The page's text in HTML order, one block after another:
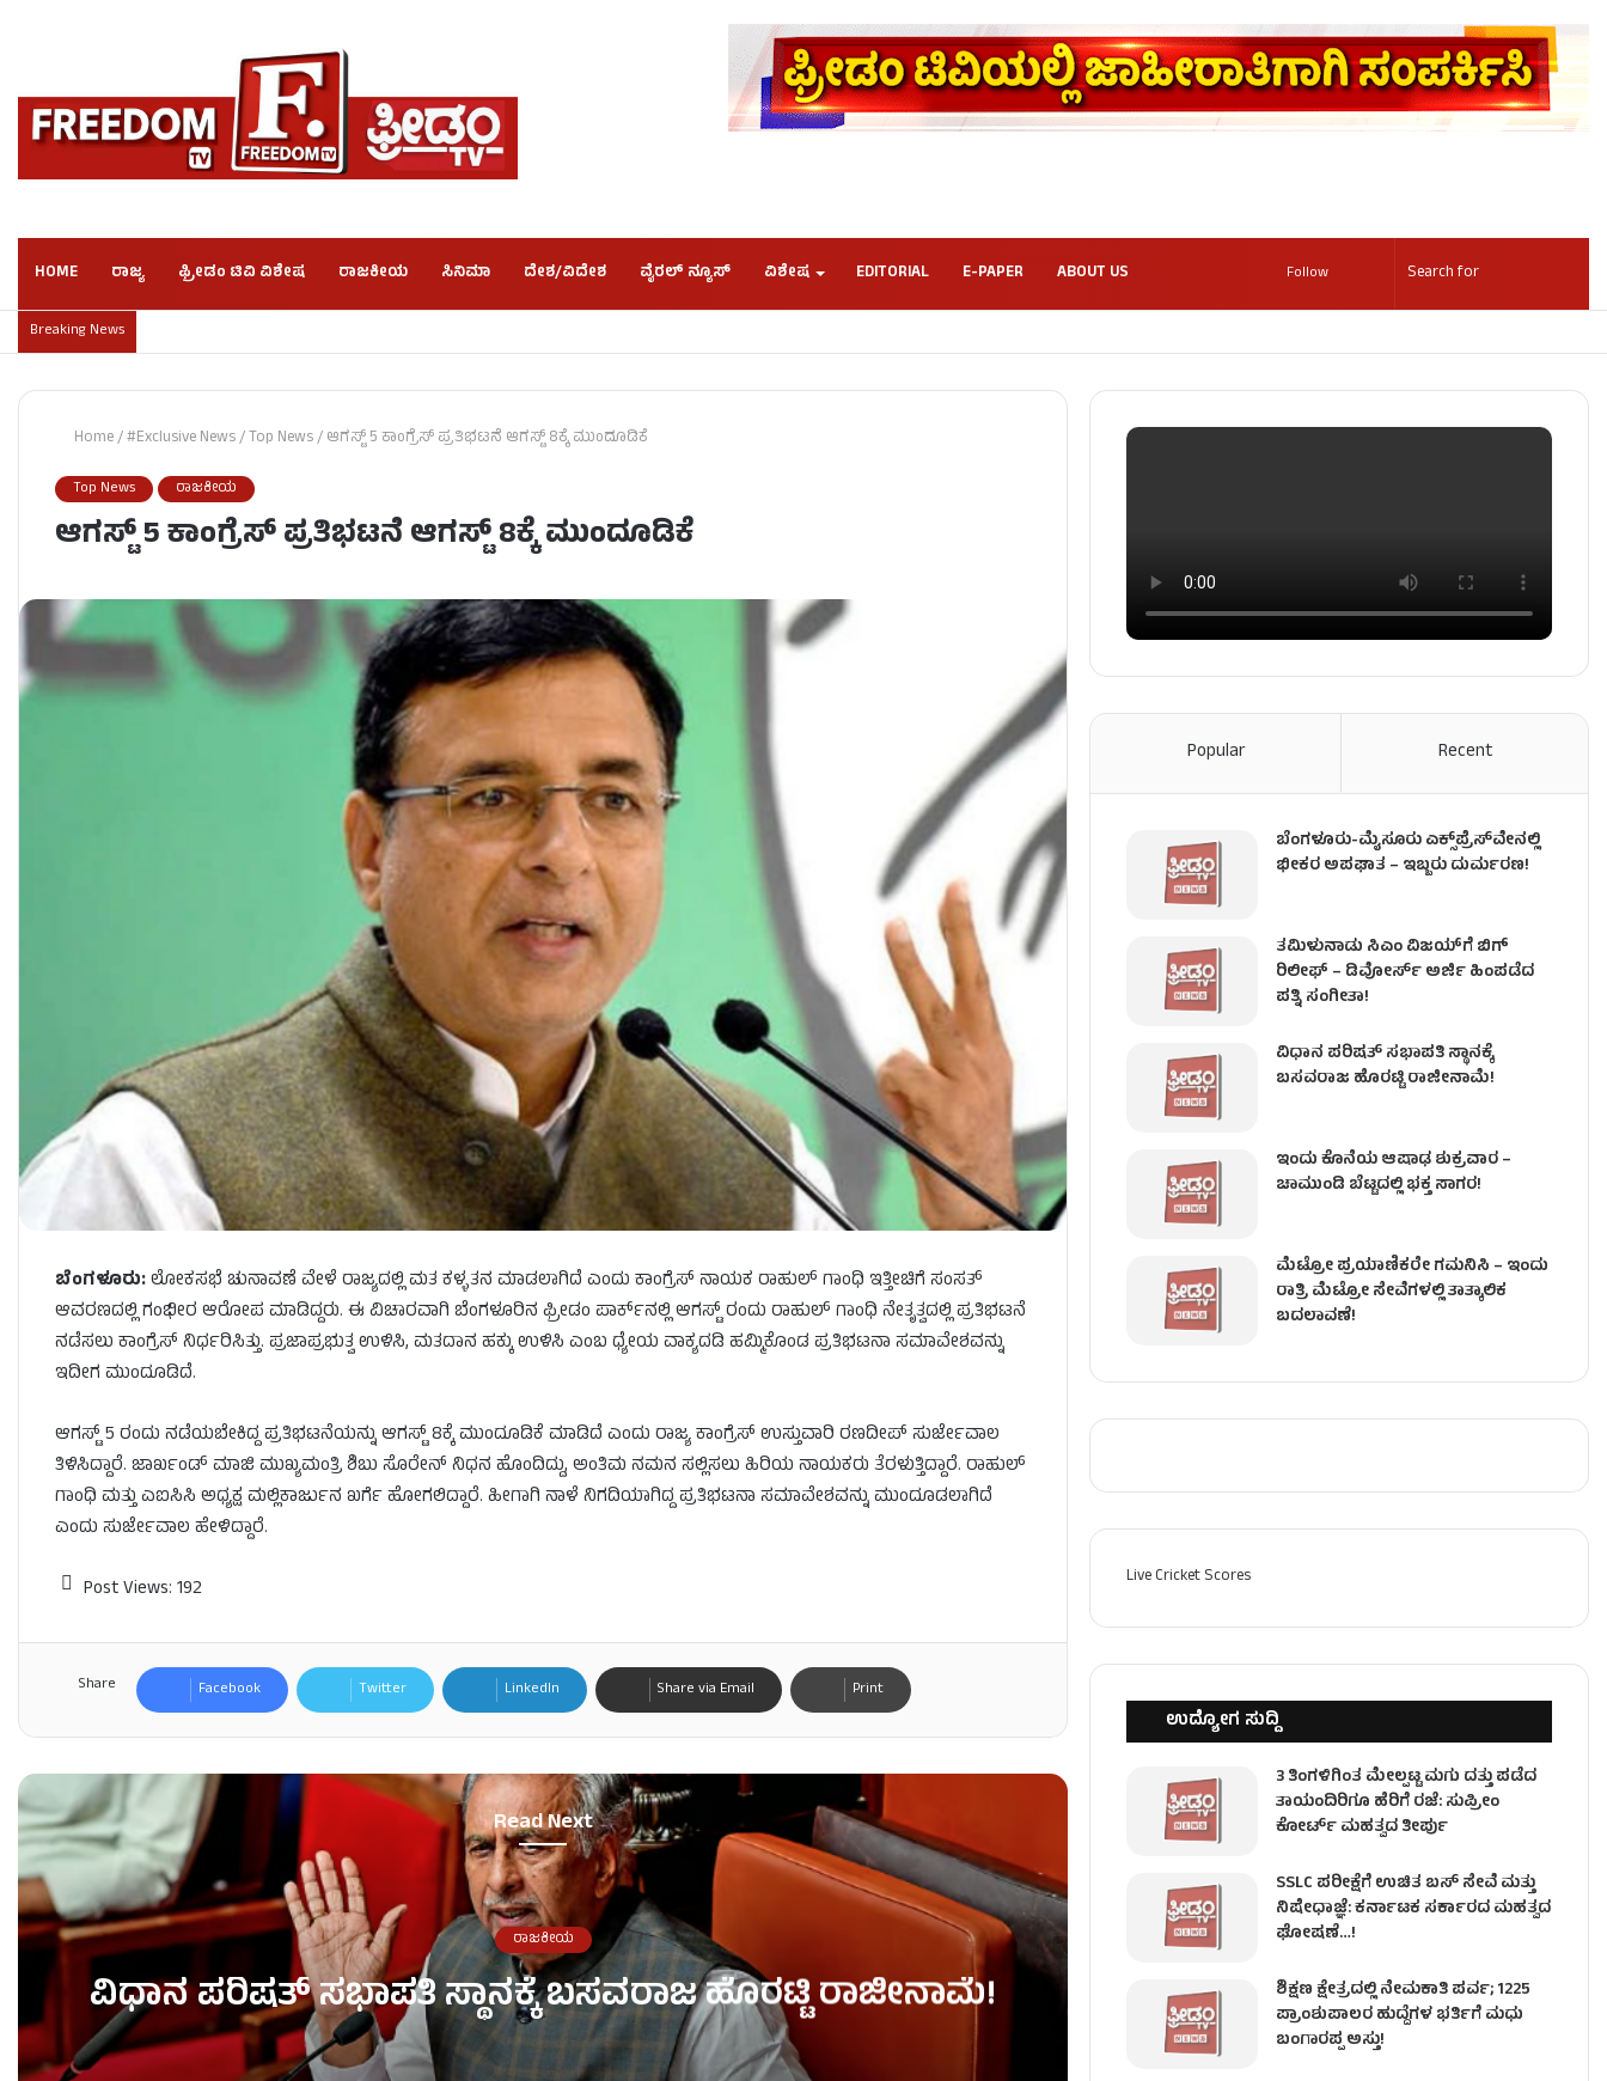
HOME ರಾಜ್ಯ ಫ್ರೀಡಂ ಟಿವಿ ವಿಶೇಷ ರಾಜಕೀಯ ಸಿನಿಮಾ ದೇಶ/ವಿದೇಶ ವೈರಲ್ ನ್ಯೂಸ್ ವಿಶೇಷ EDITORIAL E-PAPER ABOUT US Follow
Breaking News
Home/#Exclusive News/Top News/ಆಗಸ್ಟ್ 5 ಕಾಂಗ್ರೆಸ್​ ಪ್ರತಿಭಟನೆ ಆಗಸ್ಟ್ 8ಕ್ಕೆ ಮುಂದೂಡಿಕೆ
Top News ರಾಜಕೀಯ
ಆಗಸ್ಟ್ 5 ಕಾಂಗ್ರೆಸ್​ ಪ್ರತಿಭಟನೆ ಆಗಸ್ಟ್ 8ಕ್ಕೆ ಮುಂದೂಡಿಕೆ
ಬೆಂಗಳೂರು:ಲೋಕಸಭೆ ಚುನಾವಣೆ ವೇಳೆ ರಾಜ್ಯದಲ್ಲಿ ಮತ ಕಳ್ಳತನ ಮಾಡಲಾಗಿದೆ ಎಂದು ಕಾಂಗ್ರೆಸ್​ ನಾಯಕ ರಾಹುಲ್​ ಗಾಂಧಿ ಇತ್ತೀಚಿಗೆ ಸಂಸತ್​
ಆವರಣದಲ್ಲಿ ಗಂಭೀರ ಆರೋಪ ಮಾಡಿದ್ದರು. ಈ ವಿಚಾರವಾಗಿ ಬೆಂಗಳೂರಿನ ಫ್ರೀಡಂ ಪಾರ್ಕ್​ನಲ್ಲಿ ಆಗಸ್ಟ್​ ರಂದು ರಾಹುಲ್​ ಗಾಂಧಿ ನೇತೃತ್ವದಲ್ಲಿ ಪ್ರತಿಭಟನೆ
ನಡೆಸಲು ಕಾಂಗ್ರೆಸ್ ನಿರ್ಧರಿಸಿತ್ತು. ಪ್ರಜಾಪ್ರಭುತ್ವ ಉಳಿಸಿ, ಮತದಾನ ಹಕ್ಕು ಉಳಿಸಿ ಎಂಬ ಧ್ಯೇಯ ವಾಕ್ಯದಡಿ ಹಮ್ಮಿಕೊಂಡ ಪ್ರತಿಭಟನಾ ಸಮಾವೇಶವನ್ನು
ಇದೀಗ ಮುಂದೂಡಿದೆ.
ಆಗಸ್ಟ್ 5 ರಂದು ನಡೆಯಬೇಕಿದ್ದ ಪ್ರತಿಭಟನೆಯನ್ನು ಆಗಸ್ಟ್ 8ಕ್ಕೆ ಮುಂದೂಡಿಕೆ ಮಾಡಿದೆ ಎಂದು ರಾಜ್ಯ ಕಾಂಗ್ರೆಸ್​​ ಉಸ್ತುವಾರಿ ರಣದೀಪ್​ ಸುರ್ಜೇವಾಲ
ತಿಳಿಸಿದ್ದಾರೆ. ಜಾರ್ಖಂಡ್ ಮಾಜಿ ಮುಖ್ಯಮಂತ್ರಿ ಶಿಬು ಸೊರೇನ್ ನಿಧನ ಹೊಂದಿದ್ದು, ಅಂತಿಮ ನಮನ ಸಲ್ಲಿಸಲು ಹಿರಿಯ ನಾಯಕರು ತೆರಳುತ್ತಿದ್ದಾರೆ. ರಾಹುಲ್
ಗಾಂಧಿ ಮತ್ತು ಎಐಸಿಸಿ ಅಧ್ಯಕ್ಷ ಮಲ್ಲಿಕಾರ್ಜುನ ಖರ್ಗೆ ಹೋಗಲಿದ್ದಾರೆ. ಹೀಗಾಗಿ ನಾಳೆ ನಿಗದಿಯಾಗಿದ್ದ ಪ್ರತಿಭಟನಾ ಸಮಾವೇಶವನ್ನು ಮುಂದೂಡಲಾಗಿದೆ
ಎಂದು ಸುರ್ಜೇವಾಲ ಹೇಳಿದ್ದಾರೆ.
Post Views: 192
Share Facebook Twitter LinkedIn Share via Email Print
Read Next
ರಾಜಕೀಯ
ವಿಧಾನ ಪರಿಷತ್ ಸಭಾಪತಿ ಸ್ಥಾನಕ್ಕೆ ಬಸವರಾಜ ಹೊರಟ್ಟಿ ರಾಜೀನಾಮೆ!
Popular Recent
ಬೆಂಗಳೂರು-ಮೈಸೂರು ಎಕ್ಸ್‌ಪ್ರೆಸ್‌ವೇನಲ್ಲಿ
ಭೀಕರ ಅಪಘಾತ – ಇಬ್ಬರು ದುರ್ಮರಣ!
ತಮಿಳುನಾಡು ಸಿಎಂ ವಿಜಯ್‌ಗೆ ಬಿಗ್
ರಿಲೀಫ್ – ಡಿವೋರ್ಸ್ ಅರ್ಜಿ ಹಿಂಪಡೆದ
ಪತ್ನಿ ಸಂಗೀತಾ!
ವಿಧಾನ ಪರಿಷತ್ ಸಭಾಪತಿ ಸ್ಥಾನಕ್ಕೆ
ಬಸವರಾಜ ಹೊರಟ್ಟಿ ರಾಜೀನಾಮೆ!
ಇಂದು ಕೊನೆಯ ಆಷಾಢ ಶುಕ್ರವಾರ –
ಚಾಮುಂಡಿ ಬೆಟ್ಟದಲ್ಲಿ ಭಕ್ತ ಸಾಗರ!
ಮೆಟ್ರೋ ಪ್ರಯಾಣಿಕರೇ ಗಮನಿಸಿ – ಇಂದು
ರಾತ್ರಿ ಮೆಟ್ರೋ ಸೇವೆಗಳಲ್ಲಿ ತಾತ್ಕಾಲಿಕ
ಬದಲಾವಣೆ!
Live Cricket Scores
ಉದ್ಯೋಗ ಸುದ್ದಿ
3 ತಿಂಗಳಿಗಿಂತ ಮೇಲ್ಪಟ್ಟ ಮಗು ದತ್ತು ಪಡೆದ
ತಾಯಂದಿರಿಗೂ ಹೆರಿಗೆ ರಜೆ: ಸುಪ್ರೀಂ
ಕೋರ್ಟ್ ಮಹತ್ವದ ತೀರ್ಪು
SSLC ಪರೀಕ್ಷೆಗೆ ಉಚಿತ ಬಸ್ ಸೇವೆ ಮತ್ತು
ನಿಷೇಧಾಜ್ಞೆ: ಕರ್ನಾಟಕ ಸರ್ಕಾರದ ಮಹತ್ವದ
ಘೋಷಣೆ…!
ಶಿಕ್ಷಣ ಕ್ಷೇತ್ರದಲ್ಲಿ ನೇಮಕಾತಿ ಪರ್ವ; 1225
ಪ್ರಾಂಶುಪಾಲರ ಹುದ್ದೆಗಳ ಭರ್ತಿಗೆ ಮಧು
ಬಂಗಾರಪ್ಪ ಅಸ್ತು!